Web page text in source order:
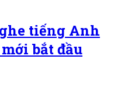
tiếng Anh
bắt đầu